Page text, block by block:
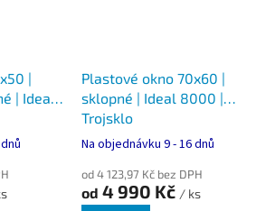
|
| Ideal
Plastové okno 70x60 |
sklopné | Ideal 8000 |
Trojsklo
Na objednávku 9 - 16 dnů
od 4 123,97 Kč bez DPH
od 4 990 Kč / ks